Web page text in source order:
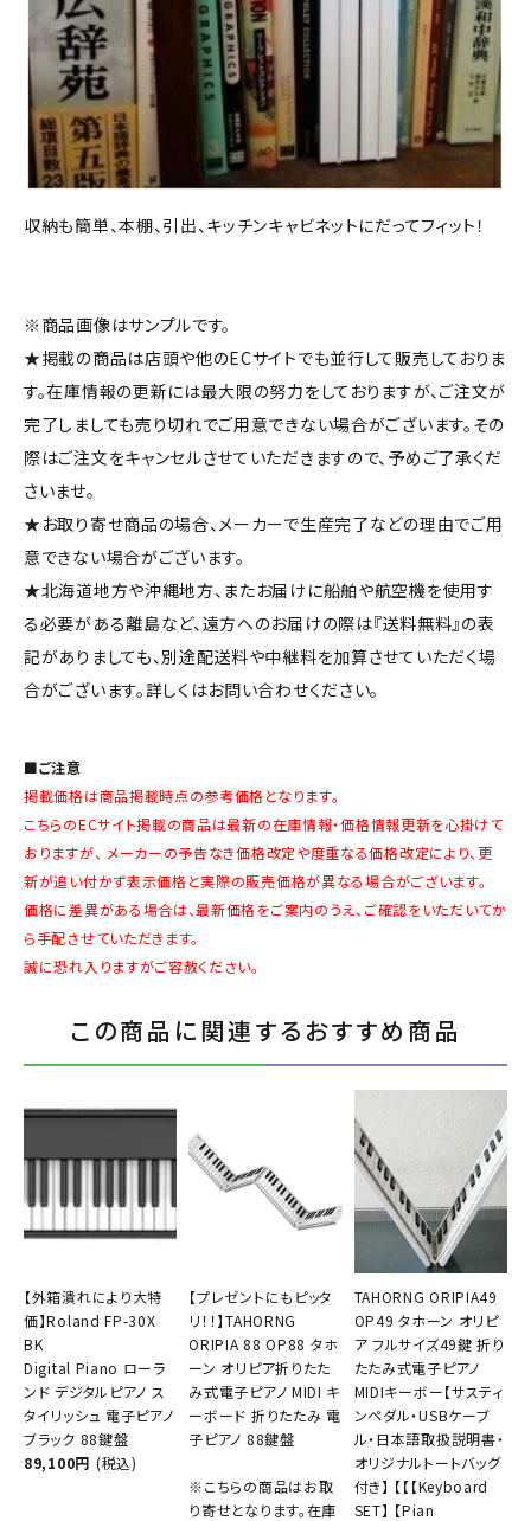
収納も簡単、本棚、引出、キッチンキャビネットにだってフィット！
※商品画像はサンプルです。
★掲載の商品は店頭や他のECサイトでも並行して販売しておりま
す。在庫情報の更新には最大限の努力をしておりますが、ご注文が
完了しましても売り切れでご用意できない場合がございます。その
際はご注文をキャンセルさせていただきますので、予めご了承くだ
さいませ。
★お取り寄せ商品の場合、メーカーで生産完了などの理由でご用
意できない場合がございます。
★北海道地方や沖縄地方、またお届けに船舶や航空機を使用す
る必要がある離島など、遠方へのお届けの際は『送料無料』の表
記がありましても、別途配送料や中継料を加算させていただく場
合がございます。詳しくはお問い合わせください。
■ご注意
掲載価格は商品掲載時点の参考価格となります。
こちらのECサイト掲載の商品は最新の在庫情報・価格情報更新を心掛けて
おりますが、 メーカーの予告なき価格改定や度重なる価格改定により、更
新が追い付かず表示価格と実際の販売価格が異なる場合がございます。
価格に差異がある場合は、最新価格をご案内のうえ、ご確認をいただいてか
ら手配させていただきます。
誠に恐れ入りますがご容赦ください。
この商品に関連するおすすめ商品
【外箱潰れにより大特
価】Roland FP-30X
BK
Digital Piano ローラ
ンド デジタルピアノ ス
タイリッシュ 電子ピアノ
ブラック 88鍵盤
89,100円 (税込)
【プレゼントにもピッタ
リ！！】TAHORNG
ORIPIA 88 OP88 タホ
ーン オリピア折りたた
み式電子ピアノ MIDI キ
ーボード 折りたたみ 電
子ピアノ 88鍵盤
※こちらの商品はお取
り寄せとなります。在庫
TAHORNG ORIPIA49
OP49 タホーン オリピ
ア フルサイズ49鍵 折り
たたみ式電子ピアノ
MIDIキーボー【サスティ
ンペダル・USBケーブ
ル・日本語取扱説明書・
オリジナルトートバッグ
付き】 【【【Keyboard
SET】 【Pian